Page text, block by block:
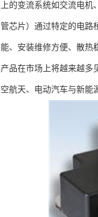
上的变流系统如交流电
管芯片）通过特定的电路
能、安装维修方便、散热
产品在市场上将越来越多
空航天、电动汽车与新能